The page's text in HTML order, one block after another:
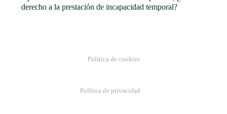
derecho a la prestación de incapacidad temporal?
Política de cookies
Política de privacidad